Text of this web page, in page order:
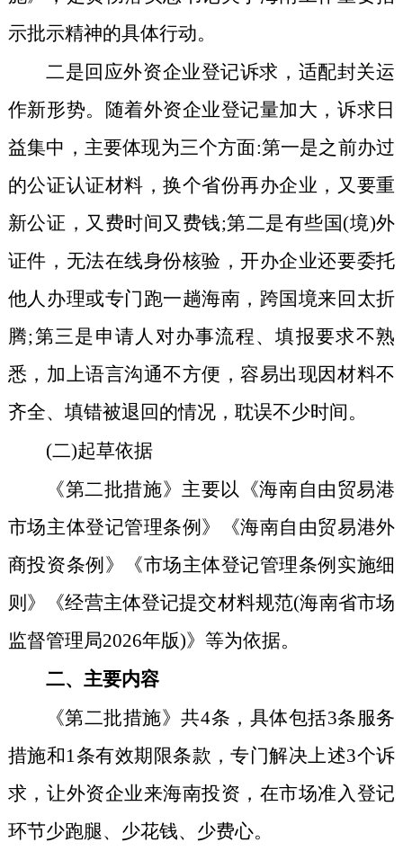
示批示精神的具体行动。
二是回应外资企业登记诉求，适配封关运
作新形势。 随着外资企业登记量加大，诉求日
益集中，主要体现为三个方面:第一是之前办过
的公证认证材料，换个省份再办企业，又要重
新公证，又费时间又费钱;第二是有些国(境)外
证件，无法在线身份核验，开办企业还要委托
他人办理或专门跑一趟海南，跨国境来回太折
腾;第三是申请人对办事流程、填报要求不熟
悉，加上语言沟通不方便，容易出现因材料不
齐全、填错被退回的情况，耽误不少时间。
(二)起草依据
《第二批措施》主要以《海南自由贸易港
市场主体登记管理条例》《海南自由贸易港外
商投资条例》《市场主体登记管理条例实施细
则》《经营主体登记提交材料规范(海南省市场
监督管理局2026年版)》等为依据。
二、主要内容
《第二批措施》共4条，具体包括3条服务
措施和1条有效期限条款，专门解决上述3个诉
求，让外资企业来海南投资，在市场准入登记
环节少跑腿、少花钱、少费心。